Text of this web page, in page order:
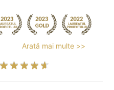
Arată mai multe >>